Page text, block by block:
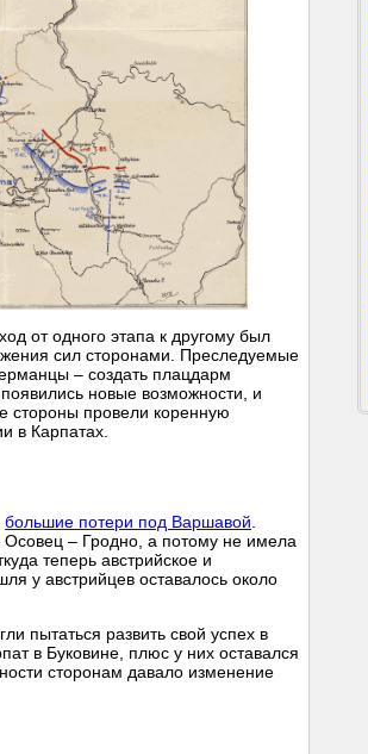
от одного этапа к другому был
сил сторонами. Преследуемые
– создать плацдарм
новые возможности, и
стороны провели коренную
в Карпатах.
большие потери под Варшавой
– Гродно, а потому не имела
теперь австрийское и
у австрийцев оставалось около
пытаться развить свой успех в
в Буковине, плюс у них оставался
сторонам давало изменение